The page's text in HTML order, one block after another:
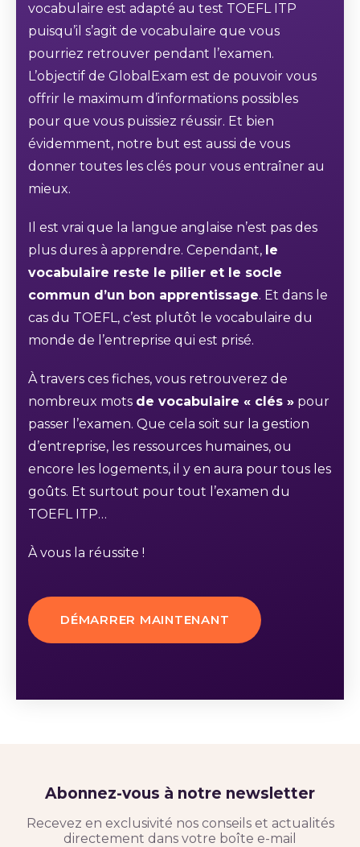
vocabulaire est adapté au test TOEFL ITP
puisqu’il s’agit de vocabulaire que vous
pourriez retrouver pendant l’examen.
L’objectif de GlobalExam est de pouvoir vous
offrir le maximum d’informations possibles
pour que vous puissiez réussir. Et bien
évidemment, notre but est aussi de vous
donner toutes les clés pour vous entraîner au
mieux.
Il est vrai que la langue anglaise n’est pas des
plus dures à apprendre. Cependant, le
vocabulaire reste le pilier et le socle
commun d’un bon apprentissage. Et dans le
cas du TOEFL, c’est plutôt le vocabulaire du
monde de l’entreprise qui est prisé.
À travers ces fiches, vous retrouverez de
nombreux mots de vocabulaire « clés » pour
passer l’examen. Que cela soit sur la gestion
d’entreprise, les ressources humaines, ou
encore les logements, il y en aura pour tous les
goûts. Et surtout pour tout l’examen du
TOEFL ITP…
À vous la réussite !
DÉMARRER MAINTENANT
Abonnez-vous à notre newsletter
Recevez en exclusivité nos conseils et actualités
directement dans votre boîte e-mail